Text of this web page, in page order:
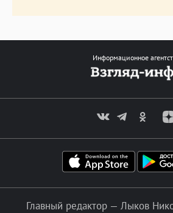
Информационное
Главный редактор — Лыков